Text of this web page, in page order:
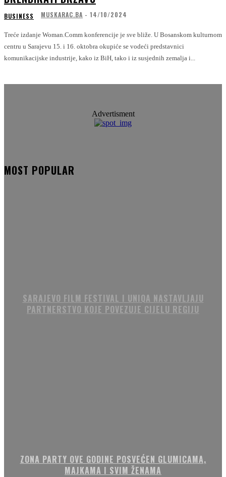
BUSINESS MUSKARAC.BA - 14/10/2024
Treće izdanje Woman.Comm konferencije je sve bliže. U Bosanskom kulturnom
centru u Sarajevu 15. i 16. oktobra okupiće se vodeći predstavnici
komunikacijske industrije, kako iz BiH, tako i iz susjednih zemalja i...
Advertisment
MOST POPULAR
SARAJEVO FILM FESTIVAL I UNIQA NASTAVLJAJU
PARTNERSTVO KOJE POVEZUJE CIJELU REGIJU
ZONA PARTY OVE GODINE POSVEĆEN GLUMICAMA,
MAJKAMA I SVIM ŽENAMA